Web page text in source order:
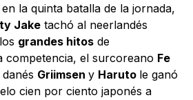
en la quinta batalla de la jornada,
Jake tachó al neerlandés
grandes hitos de
competencia, el surcoreano Fe
Griimsen y Haruto le ganó
cien por ciento japonés a